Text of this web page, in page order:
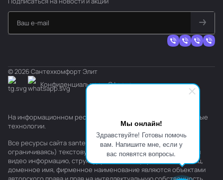
Мы онлайн!
Здравствуйте! Готовы помочь
вам. Напишите мне, если у
вас появятся вопросы.
© 2026 Сантехкомфорт Элит
КонфиденциальностьОферта
На информационном ресурсе применяются
рекомендательные
технологии.
Все ресурсы сайта santehkomfort.ru, включая (но не
ограничиваясь) текстовую, графическую, фотографическую и
видео информацию, структуру, дизайн и оформление страниц,
доменное имя, фирменное наименование являются объектами